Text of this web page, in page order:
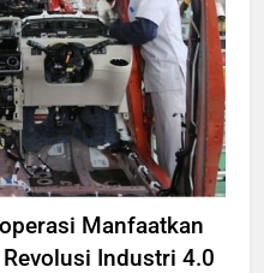
Manfaatkan
Industri 4.0